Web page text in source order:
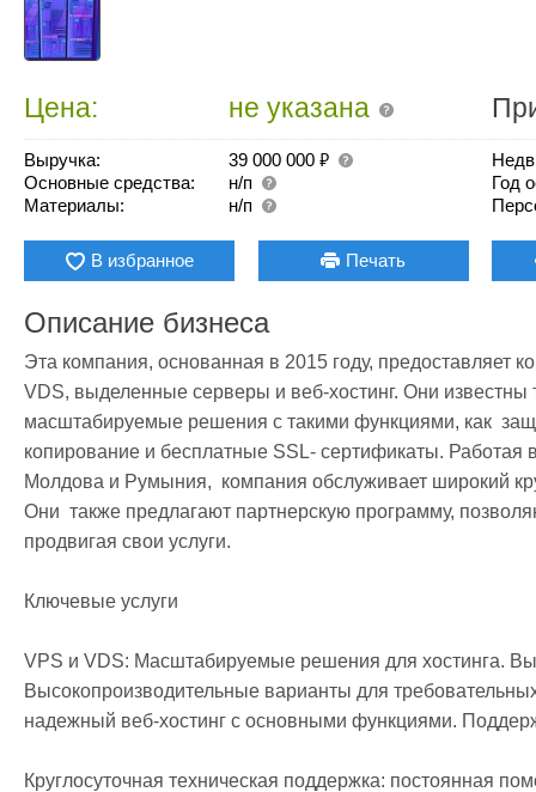
Цена: не указана
Выручка: 39 000 000₽
Основные средства:
н/п
Материалы:
н/п
Год
В избранное Печать
Описание бизнеса
Эта компания, основанная в 2015 году, предоставляет
VDS, выделенные серверы и веб-хостинг. Они известны
масштабируемые решения с такими функциями, как
копирование и бесплатные SSL- сертификаты. Работая
Молдова и Румыния,  компания обслуживает широкий
Они  также предлагают партнерскую программу,
продвигая свои услуги.
Ключевые услуги
VPS и VDS: Масштабируемые решения для хостинга.
Высокопроизводительные варианты для
надежный веб-хостинг с основными функциями.
Круглосуточная техническая поддержка: постоянная